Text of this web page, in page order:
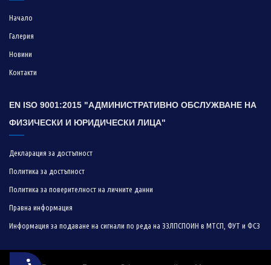
Начало
Галерия
Новини
Контакти
EN ISO 9001:2015 "АДМИНИСТРАТИВНО ОБСЛУЖВАНЕ НА
ФИЗИЧЕСКИ И ЮРИДИЧЕСКИ ЛИЦА"
Декларация за достъпност
Политика за достъпност
Политика за поверителност на личните данни
Правна информация
Информация за подаване на сигнали по реда на ЗЗЛПСПОИН в МТСП, ФУТ и ФСЗ